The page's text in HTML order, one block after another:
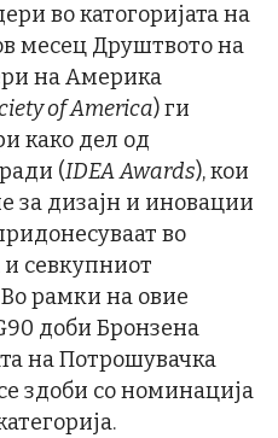
во катогоријата на
месец Друштвото на
на Америка
of America) ги
како дел од
(IDEAAwards), кои
за дизајн и иновации
во
и севкупниот
рамки на овие
доби Бронзена
на Потрошувачка
здоби со номинација